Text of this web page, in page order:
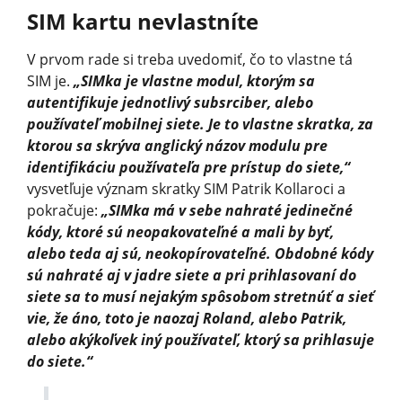
SIM kartu nevlastníte
V prvom rade si treba uvedomiť, čo to vlastne tá
SIM je. „SIMka je vlastne modul, ktorým sa
autentifikuje jednotlivý subsrciber, alebo
používateľ mobilnej siete. Je to vlastne skratka, za
ktorou sa skrýva anglický názov modulu pre
identifikáciu používateľa pre prístup do siete,“
vysvetľuje význam skratky SIM Patrik Kollaroci a
pokračuje: „SIMka má v sebe nahraté jedinečné
kódy, ktoré sú neopakovateľné a mali by byť,
alebo teda aj sú, neokopírovateľné. Obdobné kódy
sú nahraté aj v jadre siete a pri prihlasovaní do
siete sa to musí nejakým spôsobom stretnúť a sieť
vie, že áno, toto je naozaj Roland, alebo Patrik,
alebo akýkoľvek iný používateľ, ktorý sa prihlasuje
do siete.“